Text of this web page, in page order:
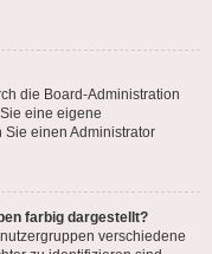
die Board-Administration
eine eigene
Sie einen Administrator
farbig dargestellt?
verschiedene